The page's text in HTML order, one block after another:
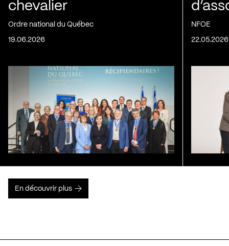
chevalier
Ordre national du Québec
19.06.2026
NFOE
22.05.2026
En découvrir plus